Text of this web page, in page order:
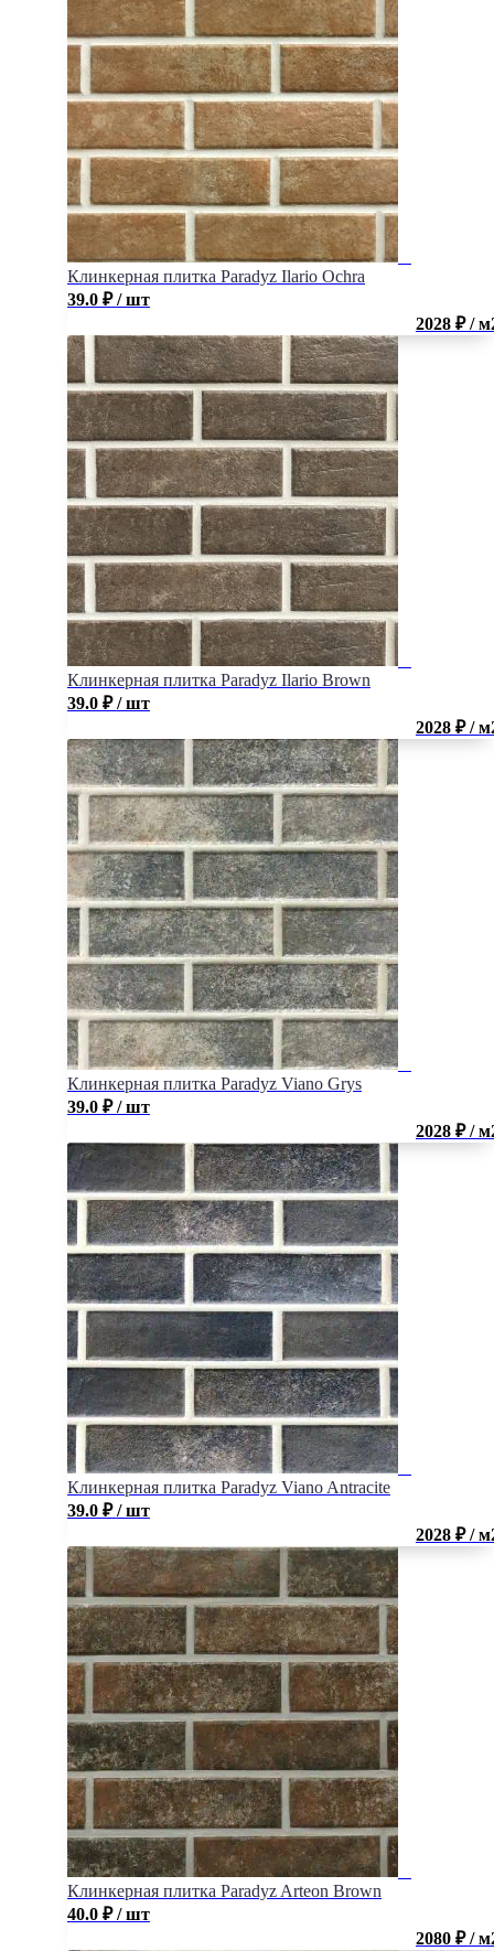
Клинкерная плитка Paradyz Ilario Ochra
39.0 ₽ / шт
2028 ₽ /
Клинкерная плитка Paradyz Ilario Brown
39.0 ₽ / шт
2028 ₽ /
Клинкерная плитка Paradyz Viano Grys
39.0 ₽ / шт
2028 ₽ /
Клинкерная плитка Paradyz Viano Antracite
39.0 ₽ / шт
2028 ₽ /
Клинкерная плитка Paradyz Arteon Brown
40.0 ₽ / шт
2080 ₽ /